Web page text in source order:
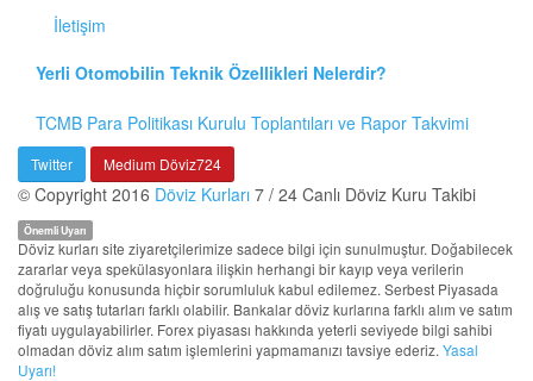
İletişim
Yerli Otomobilin Teknik Özellikleri Nelerdir?
TCMB Para Politikası Kurulu Toplantıları ve Rapor Takvimi
Twitter Medium Döviz724
© Copyright 2016 Döviz Kurları 7 / 24 Canlı Döviz Kuru Takibi
Önemli Uyarı
Döviz kurları site ziyaretçilerimize sadece bilgi için sunulmuştur. Doğabilecek
zararlar veya spekülasyonlara ilişkin herhangi bir kayıp veya verilerin
doğruluğu konusunda hiçbir sorumluluk kabul edilemez. Serbest Piyasada
alış ve satış tutarları farklı olabilir. Bankalar döviz kurlarına farklı alım ve satım
fiyatı uygulayabilirler. Forex piyasası hakkında yeterli seviyede bilgi sahibi
olmadan döviz alım satım işlemlerini yapmamanızı tavsiye ederiz. Yasal
Uyarı!